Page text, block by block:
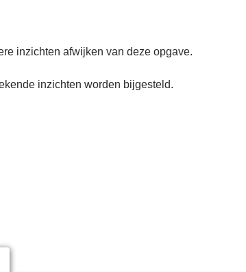
inzichten afwijken van deze opgave.
inzichten worden bijgesteld.